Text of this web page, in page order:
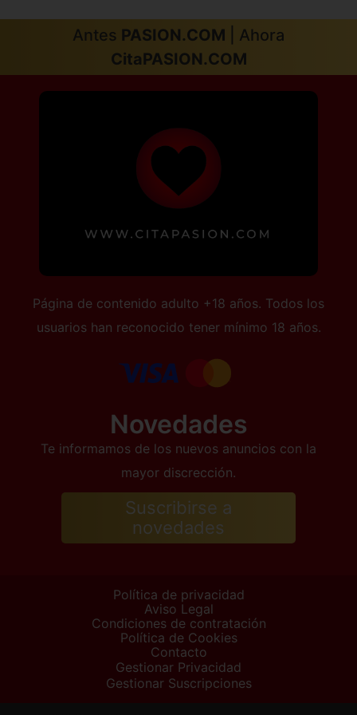
Antes PASION.COM | Ahora
CitaPASION.COM
Página de contenido adulto +18 años. Todos los
usuarios han reconocido tener mínimo 18 años.
Novedades
Te informamos de los nuevos anuncios con la
mayor discrección.
Suscribirse a
novedades
Política de privacidad
Aviso Legal
Condiciones de contratación
Política de Cookies
Contacto
Gestionar Privacidad
Gestionar Suscripciones